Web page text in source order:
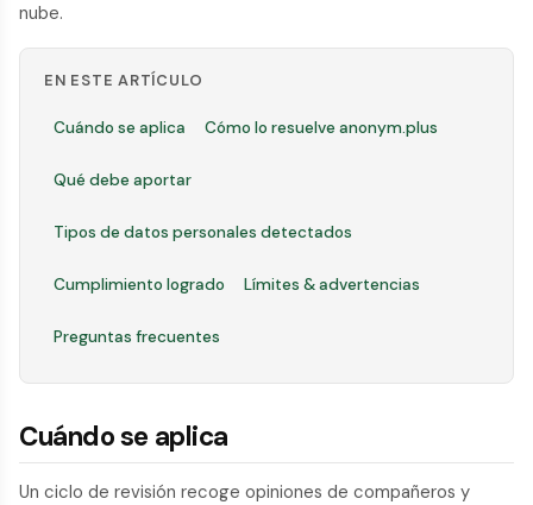
nube.
EN ESTE ARTÍCULO
Cuándo se aplica Cómo lo resuelve anonym.plus
Qué debe aportar
Tipos de datos personales detectados
Cumplimiento logrado Límites & advertencias
Preguntas frecuentes
Cuándo se aplica
Un ciclo de revisión recoge opiniones de compañeros y